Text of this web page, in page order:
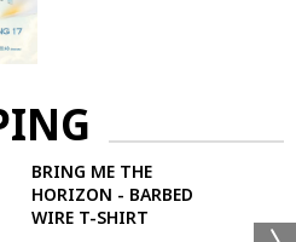
BRING ME THE
HORIZON - BARBED
WIRE T-SHIRT